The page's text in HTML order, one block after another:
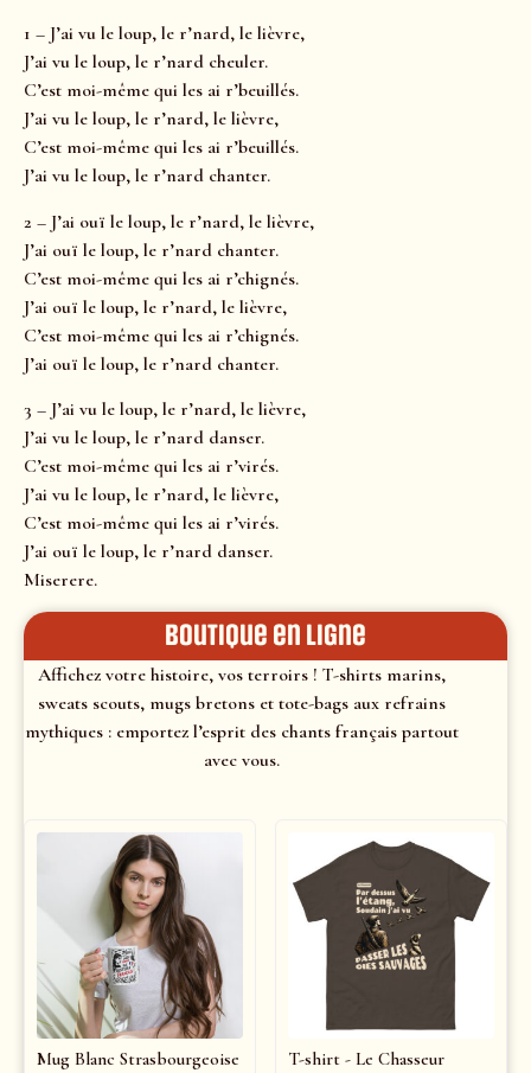
1 – J’ai vu le loup, le r’nard, le lièvre,
J’ai vu le loup, le r’nard cheuler.
C’est moi-même qui les ai r’beuillés.
J’ai vu le loup, le r’nard, le lièvre,
C’est moi-même qui les ai r’beuillés.
J’ai vu le loup, le r’nard chanter.
2 – J’ai ouï le loup, le r’nard, le lièvre,
J’ai ouï le loup, le r’nard chanter.
C’est moi-même qui les ai r’chignés.
J’ai ouï le loup, le r’nard, le lièvre,
C’est moi-même qui les ai r’chignés.
J’ai ouï le loup, le r’nard chanter.
3 – J’ai vu le loup, le r’nard, le lièvre,
J’ai vu le loup, le r’nard danser.
C’est moi-même qui les ai r’virés.
J’ai vu le loup, le r’nard, le lièvre,
C’est moi-même qui les ai r’virés.
J’ai ouï le loup, le r’nard danser.
Miserere.
Boutique en ligne
Affichez votre histoire, vos terroirs ! T-shirts marins,
sweats scouts, mugs bretons et tote-bags aux refrains
mythiques : emportez l’esprit des chants français partout
avec vous.
Mug Blanc Strasbourgeoise
T-shirt - Le Chasseur